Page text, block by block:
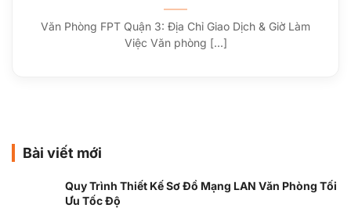
Văn Phòng FPT Quận 3: Địa Chỉ Giao Dịch & Giờ Làm
Việc Văn phòng [...]
Bài viết mới
Quy Trình Thiết Kế Sơ Đồ Mạng LAN Văn Phòng Tối
Ưu Tốc Độ